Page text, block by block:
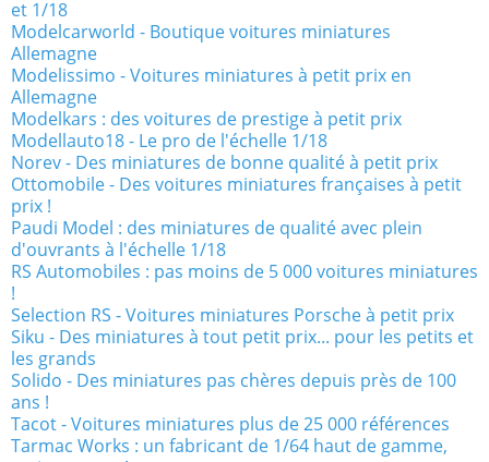
et 1/18
Modelcarworld - Boutique voitures miniatures
Allemagne
Modelissimo - Voitures miniatures à petit prix en
Allemagne
Modelkars : des voitures de prestige à petit prix
Modellauto18 - Le pro de l'échelle 1/18
Norev - Des miniatures de bonne qualité à petit prix
Ottomobile - Des voitures miniatures françaises à petit
prix !
Paudi Model : des miniatures de qualité avec plein
d'ouvrants à l'échelle 1/18
RS Automobiles : pas moins de 5 000 voitures miniatures
!
Selection RS - Voitures miniatures Porsche à petit prix
Siku - Des miniatures à tout petit prix... pour les petits et
les grands
Solido - Des miniatures pas chères depuis près de 100
ans !
Tacot - Voitures miniatures plus de 25 000 références
Tarmac Works : un fabricant de 1/64 haut de gamme,